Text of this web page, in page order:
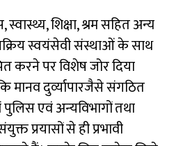
शिक्षा, श्रम सहित अन्य
स्वयंसेवी संस्थाओं के साथ
करने पर विशेष जोर दिया
मानव दुर्व्‍यापारजैसे संगठित
एवं अन्‍यविभागों तथा
प्रयासों से ही प्रभावी